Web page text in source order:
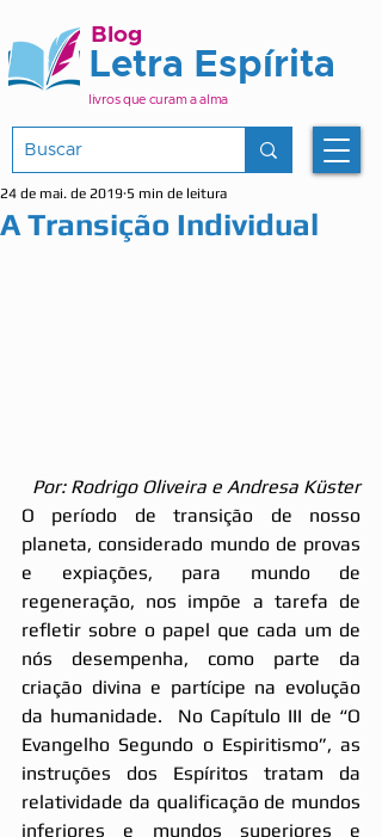
Letra Espírita
Blog
livros que curam a alma
A Transição Individual
24 de mai. de 2019 5 min de leitura
Por: Rodrigo Oliveira e Andresa Küster
O período de transição de nosso
planeta, considerado mundo de provas
e expiações, para mundo de
regeneração, nos impõe a tarefa de
refletir sobre o papel que cada um de
nós desempenha, como parte da
criação divina e partícipe na evolução
da humanidade.  No Capítulo III de “O
Evangelho Segundo o Espiritismo”, as
instruções dos Espíritos tratam da
relatividade da qualificação de mundos
inferiores e mundos superiores e